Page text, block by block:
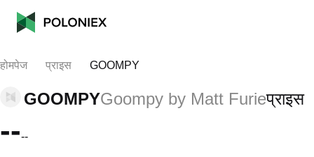
होमपेज प्राइस GOOMPY
GOOMPYGoompy by Matt Furieप्राइस
----